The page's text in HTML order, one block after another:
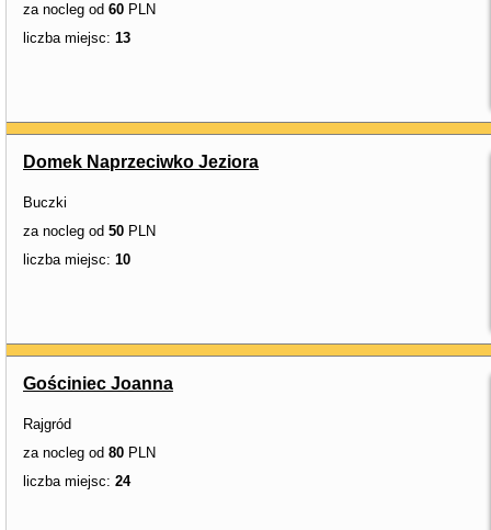
za nocleg od 60 PLN
liczba miejsc: 13
Domek Naprzeciwko Jeziora
Buczki
za nocleg od 50 PLN
liczba miejsc: 10
Gościniec Joanna
Rajgród
za nocleg od 80 PLN
liczba miejsc: 24